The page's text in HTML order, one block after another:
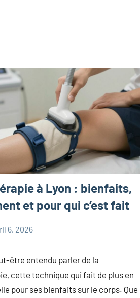
à Lyon : bienfaits,
et pour qui c’est fait
6, 2026
être entendu parler de la
cette technique qui fait de plus en
pour ses bienfaits sur le corps. Que